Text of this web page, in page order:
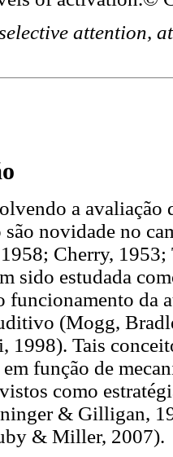
attention,
a avaliação
novidade no
Cherry, 1953;
sido estudada
funcionamento da
(Mogg,
1998). Tais
função de
como
& Gilligan,
& Miller, 2007).